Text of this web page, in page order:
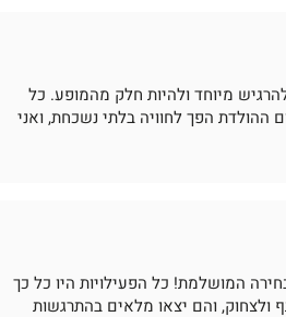
מיוחד ולהיות חלק מהמופע. כל
הפך לחוויה בלתי נשכחת, ואני
המושלמת! כל הפעילויות היו כל כך
ולצחוק, והם יצאו מלאים בהתרגשות